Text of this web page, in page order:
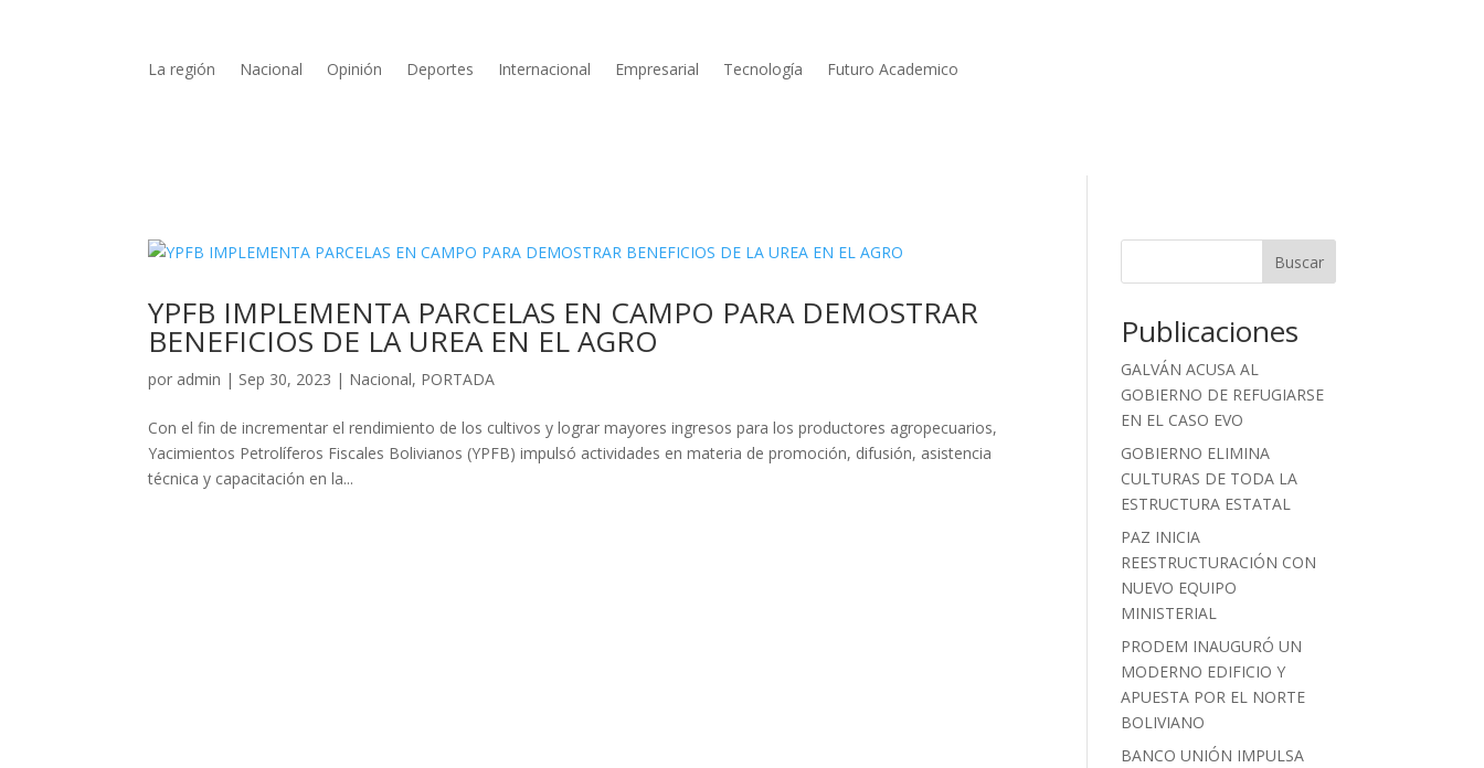
La región Nacional Opinión Deportes Internacional Empresarial Tecnología Futuro Academico
YPFB IMPLEMENTA PARCELAS EN CAMPO PARA DEMOSTRAR
BENEFICIOS DE LA UREA EN EL AGRO
por admin | Sep 30, 2023 | Nacional, PORTADA
Con el fin de incrementar el rendimiento de los cultivos y lograr mayores ingresos para los productores agropecuarios,
Yacimientos Petrolíferos Fiscales Bolivianos (YPFB) impulsó actividades en materia de promoción, difusión, asistencia
técnica y capacitación en la...
Buscar
Publicaciones
GALVÁN ACUSA AL
GOBIERNO DE REFUGIARSE
EN EL CASO EVO
GOBIERNO ELIMINA
CULTURAS DE TODA LA
ESTRUCTURA ESTATAL
PAZ INICIA
REESTRUCTURACIÓN CON
NUEVO EQUIPO
MINISTERIAL
PRODEM INAUGURÓ UN
MODERNO EDIFICIO Y
APUESTA POR EL NORTE
BOLIVIANO
BANCO UNIÓN IMPULSA